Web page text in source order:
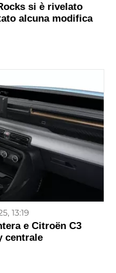
si è rivelato
alcuna modifica
13:19
e Citroën C3
centrale